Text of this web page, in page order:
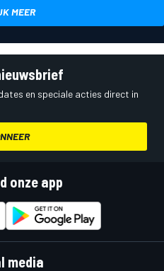
MEER
en speciale acties direct in
onze app
media